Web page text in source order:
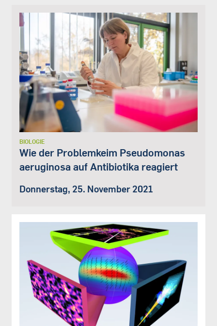
BIOLOGIE
Wie der Problemkeim Pseudomonas
aeruginosa auf Antibiotika reagiert
Donnerstag, 25. November 2021